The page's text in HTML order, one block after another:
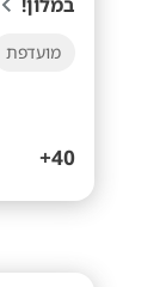
מועדפת
40+